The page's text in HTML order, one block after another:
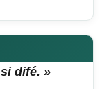
difé. »